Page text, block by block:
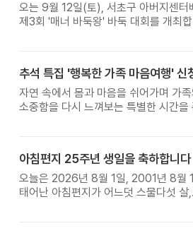
오는 9월 12일(토), 서초구 아버지센터
제3회 '매너 바둑왕' 바둑 대회를 개최
추석 특집 '행복한 가족 마음여행' 신
자연 속에서 몸과 마음을 쉬어가며 가족
소중함을 다시 느껴보는 특별한 시간을
아침편지 25주년 생일을 축하합니다
오늘은 2026년 8월 1일, 2001년 8월 1
태어난 아침편지가 어느덧 스물다섯 살,